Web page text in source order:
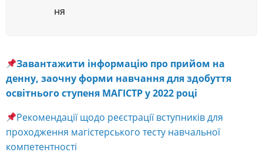
Завантажити інформацію про прийом на
денну, заочну форми навчання для здобуття
освітнього ступеня МАГІСТР у 2022 році
Рекомендації щодо реєстрації вступників для
проходження магістерського тесту навчальної
компетентності